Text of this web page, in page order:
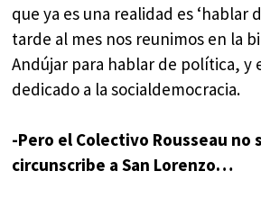
que ya es una realidad es ‘hablar
tarde al mes nos reunimos en la
Andújar para hablar de política, y
dedicado a la socialdemocracia.
-Pero el Colectivo Rousseau no
circunscribe a San Lorenzo…